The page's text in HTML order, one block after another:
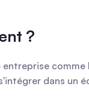
?
comme
dans un